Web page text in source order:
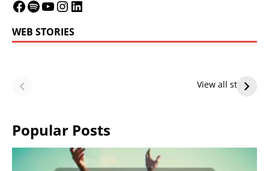
WEB STORIES
View all stories
Future — Lakers
or Warriors?
Lakers Future
Popular Posts